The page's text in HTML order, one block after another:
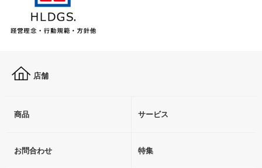
店舗
商品 サービス
お問合わせ 特集